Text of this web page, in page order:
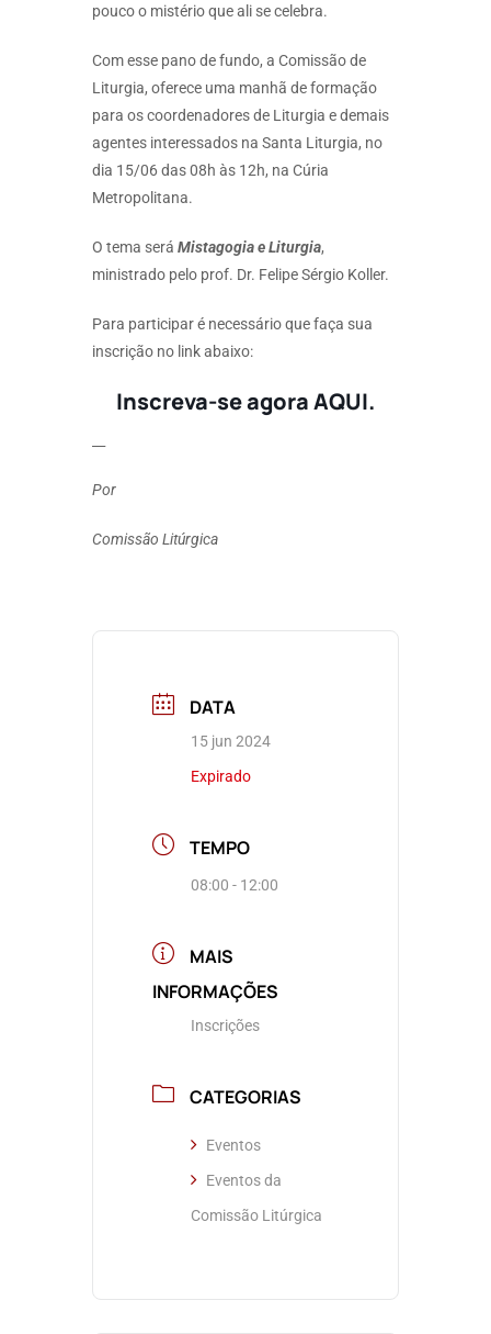
pouco o mistério que ali se celebra.
Com esse pano de fundo, a Comissão de
Liturgia, oferece uma manhã de formação
para os coordenadores de Liturgia e demais
agentes interessados na Santa Liturgia, no
dia 15/06 das 08h às 12h, na Cúria
Metropolitana.
O tema será Mistagogia e Liturgia,
ministrado pelo prof. Dr. Felipe Sérgio Koller.
Para participar é necessário que faça sua
inscrição no link abaixo:
Inscreva-se agora AQUI.
Por
Comissão Litúrgica
DATA
15 jun 2024
Expirado
TEMPO
08:00 - 12:00
MAIS
INFORMAÇÕES
Inscrições
CATEGORIAS
Eventos
Eventos da
Comissão Litúrgica